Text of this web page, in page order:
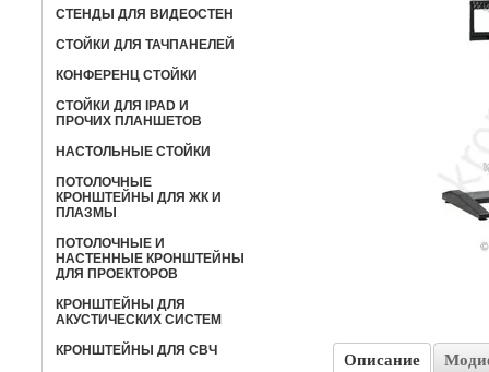
СТЕНДЫ ДЛЯ ВИДЕОСТЕН
СТОЙКИ ДЛЯ ТАЧПАНЕЛЕЙ
КОНФЕРЕНЦ СТОЙКИ
CТОЙКИ ДЛЯ IPAD И
ПРОЧИХ ПЛАНШЕТОВ
НАСТОЛЬНЫЕ СТОЙКИ
ПОТОЛОЧНЫЕ
КРОНШТЕЙНЫ ДЛЯ ЖК И
ПЛАЗМЫ
ПОТОЛОЧНЫЕ И
НАСТЕННЫЕ КРОНШТЕЙНЫ
ДЛЯ ПРОЕКТОРОВ
КРОНШТЕЙНЫ ДЛЯ
АКУСТИЧЕСКИХ СИСТЕМ
КРОНШТЕЙНЫ ДЛЯ СВЧ
Описание